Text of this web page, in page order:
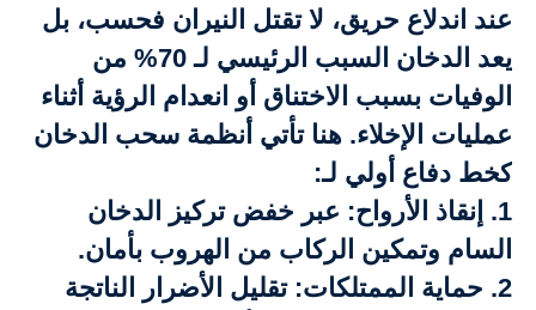
عند اندلاع حريق، لا تقتل النيران فحسب، بل
يعد الدخان السبب الرئيسي لـ 70% من
الوفيات بسبب الاختناق أو انعدام الرؤية أثناء
عمليات الإخلاء. هنا تأتي أنظمة سحب الدخان
كخط دفاع أولي لـ:
1. إنقاذ الأرواح: عبر خفض تركيز الدخان
السام وتمكين الركاب من الهروب بأمان.
2. حماية الممتلكات: تقليل الأضرار الناتجة